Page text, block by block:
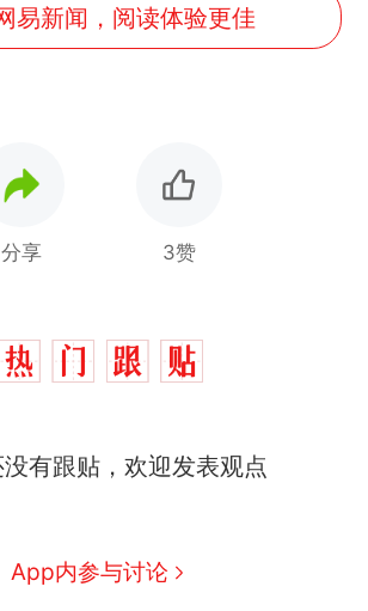
易新闻，阅读体验更佳
分享 3赞
没有跟贴，欢迎发表观点
App内参与讨论
热
那个在床头放菜刀的女孩，
号，仅凭视频评出？中国烹饪
来源：参考消息）
笔试第一被第二名传话劝弃考
官方通报